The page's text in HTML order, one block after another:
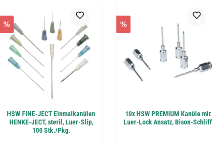
%
HSW FINE-JECT Einmalkanülen
HENKE-JECT, steril, Luer-Slip,
100 Stk./Pkg.
%
10x HSW PREMIUM Kanüle mit
Luer-Lock Ansatz, Bison-Schliff